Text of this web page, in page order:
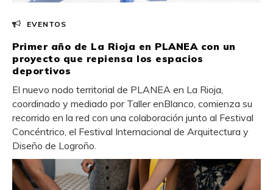
EVENTOS
Primer año de La Rioja en PLANEA con un
proyecto que repiensa los espacios
deportivos
El nuevo nodo territorial de PLANEA en La Rioja,
coordinado y mediado por Taller enBlanco, comienza su
recorrido en la red con una colaboración junto al Festival
Concéntrico, el Festival Internacional de Arquitectura y
Diseño de Logroño.